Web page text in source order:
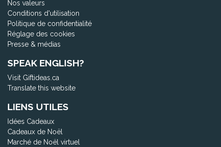
Nos valeurs
Conditions d'utilisation
Politique de confidentialité
Réglage des cookies
Presse & médias
SPEAK ENGLISH?
Visit Giftideas.ca
Translate this website
LIENS UTILES
Idées Cadeaux
Cadeaux de Noël
Marché de Noël virtuel